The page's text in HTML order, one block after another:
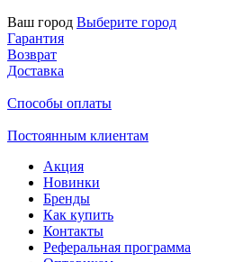
Ваш город Выберите город
Гарантия
Возврат
Доставка
Способы оплаты
Постоянным клиентам
Акция
Новинки
Бренды
Как купить
Контакты
Реферальная программа